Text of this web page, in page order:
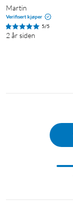
Martin
Verifisert kjøper
5/5
2 år siden